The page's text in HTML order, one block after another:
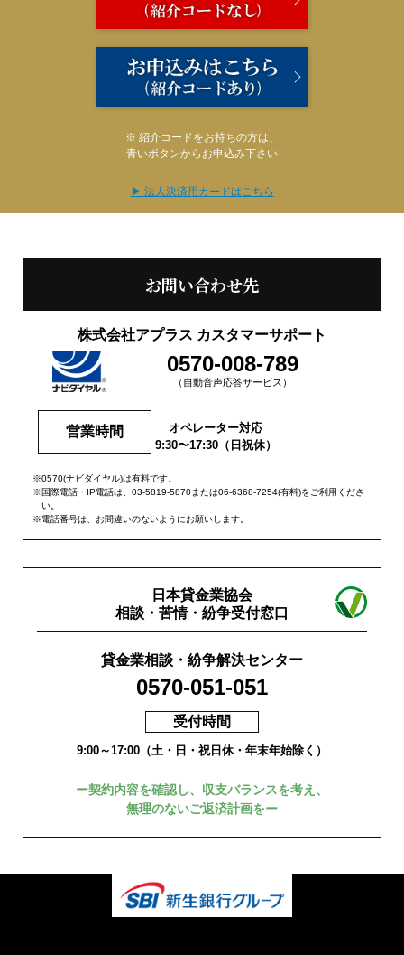
※ 紹介コードをお持ちの方は、
青いボタンからお申込み下さい
▶ 法人決済用カードはこちら
お問い合わせ先
株式会社アプラス カスタマーサポート
0570-008-789
（自動音声応答サービス）
営業時間
オペレーター対応
9:30〜17:30（日祝休）
0570(ナビダイヤル)は有料です。
国際電話・IP電話は、03-5819-5870または06-6368-7254(有料)をご利用くださ
い。
電話番号は、お間違いのないようにお願いします。
日本貸金業協会
相談・苦情・紛争受付窓口
貸金業相談・紛争解決センター
0570-051-051
受付時間
9:00～17:00（土・日・祝日休・年末年始除く）
ー契約内容を確認し、収支バランスを考え、
無理のないご返済計画をー